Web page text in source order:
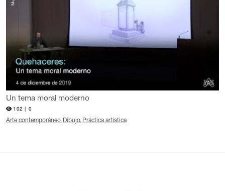
Un tema moral moderno
102 | 0
Arte contemporáneo Dibujo Práctica artística